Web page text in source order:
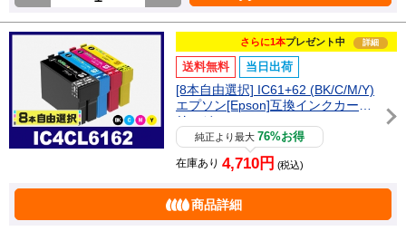
さらに1本プレゼント中 詳細
送料無料 当日出荷
[8本自由選択] IC61+62 (BK/C/M/Y)
エプソン[Epson]互換インクカート
リッジ
純正より最大76%お得
在庫あり 4,710円 (税込)
商品詳細